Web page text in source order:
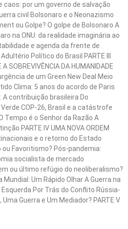
caos: por um governo de salvação
civil Bolsonaro e o Neonazismo
ou Golpe? O golpe de Bolsonaro A
na ONU: da realidade imaginária ao
e agenda da frente de
Político do Brasil PARTE III
SOBREVIVÊNCIA DA HUMANIDADE
de um Green New Deal Meio
Clima: 5 anos do acordo de Paris
contribuição brasileira Do
COP-26, Brasil e a catástrofe
Tempo é o Senhor da Razão A
PARTE IV UMA NOVA ORDEM
e o retorno do Estado
ou Favoritismo? Pós-pandemia:
socialista de mercado
ou último refúgio do neoliberalismo?
Um Rápido Olhar A Guerra na
Por Trás do Conflito Rússia-
Guerra e Um Mediador? PARTE V